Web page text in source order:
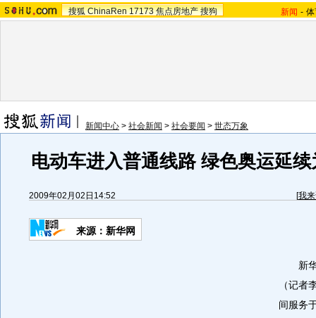
搜狐 ChinaRen 17173 焦点房地产 搜狗 新闻 -
新闻中心 > 社会新闻 > 社会要闻 > 世态万象
电动车进入普通线路 绿色奥运延
2009年02月02日14:52 [我
来源： 新华网
新华
（记者
间服务